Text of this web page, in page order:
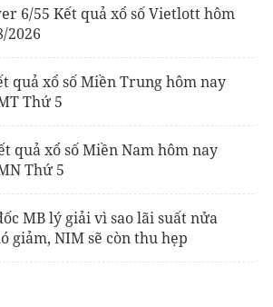
6/55 Kết quả xổ số Vietlott hôm
2026
quả xổ số Miền Trung hôm nay
Thứ 5
quả xổ số Miền Nam hôm nay
Thứ 5
MB lý giải vì sao lãi suất nửa
giảm, NIM sẽ còn thu hẹp